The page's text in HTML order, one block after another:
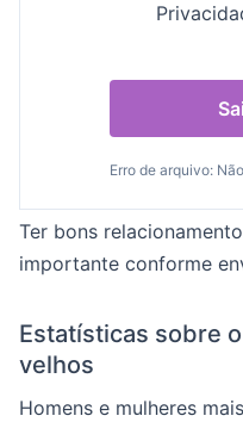
Erro de arquivo:
Ter bons
importante conforme
Estatísticas sobre
velhos
Homens e mulheres